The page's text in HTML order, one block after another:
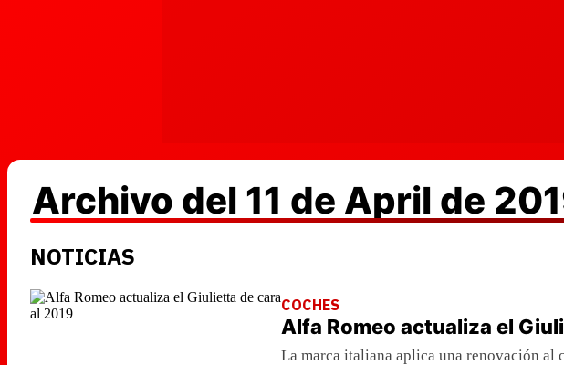
Archivo del 11 de April de
NOTICIAS
COCHES
Alfa Romeo actualiza el
La marca italiana aplica una renovación al